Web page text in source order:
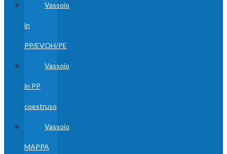
Vassoio
in
PP/EVOH/PE
Vassoio
in PP
coestruso
Vassoio
MAPPA